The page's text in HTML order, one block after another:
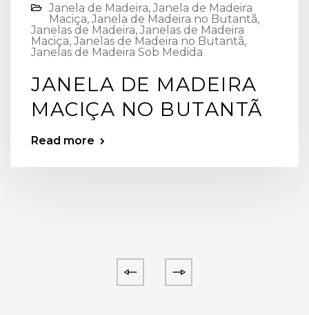
Janela de Madeira, Janela de Madeira
Maciça, Janela de Madeira no Butantã,
Janelas de Madeira, Janelas de Madeira
Maciça, Janelas de Madeira no Butantã,
Janelas de Madeira Sob Medida
JANELA DE MADEIRA
MACIÇA NO BUTANTÃ
Read more